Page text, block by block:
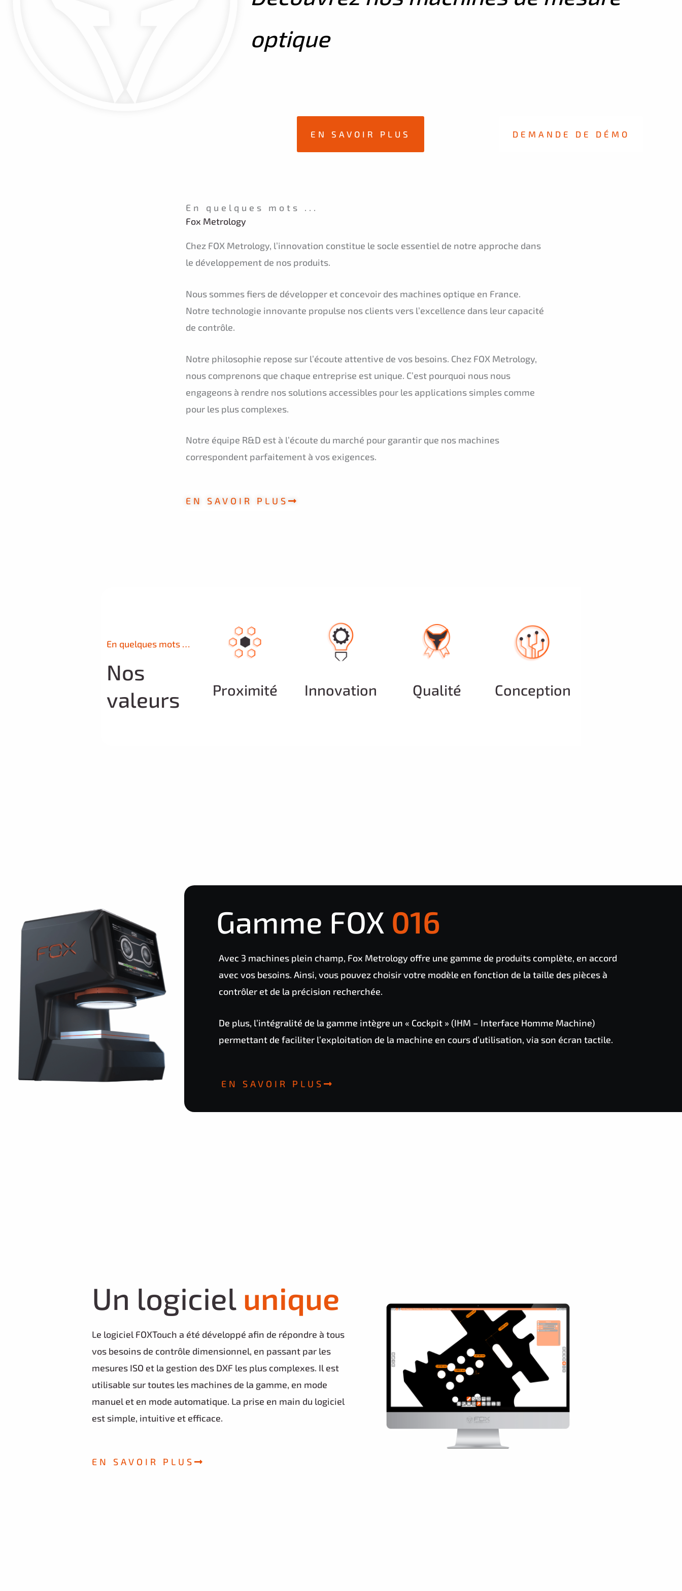
optique
EN SAVOIR PLUS DEMANDE DE DÉMO
En quelques mots ...
Fox Metrology
Chez FOX Metrology, l’innovation constitue le socle essentiel de notre approche dans
le développement de nos produits.
Nous sommes fiers de développer et concevoir des machines optique en France.
Notre technologie innovante propulse nos clients vers l’excellence dans leur capacité
de contrôle.
Notre philosophie repose sur l’écoute attentive de vos besoins. Chez FOX Metrology,
nous comprenons que chaque entreprise est unique. C’est pourquoi nous nous
engageons à rendre nos solutions accessibles pour les applications simples comme
pour les plus complexes.
Notre équipe R&D est à l’écoute du marché pour garantir que nos machines
correspondent parfaitement à vos exigences.
EN SAVOIR PLUS
En quelques mots …
Nos
valeurs
Proximité Innovation Qualité Conception
Gamme FOX 036
Avec 3 machines plein champ, Fox Metrology offre une gamme de produits complète, en accord
avec vos besoins. Ainsi, vous pouvez choisir votre modèle en fonction de la taille des pièces à
contrôler et de la précision recherchée.
De plus, l’intégralité de la gamme intègre un « Cockpit » (IHM – Interface Homme Machine)
permettant de faciliter l’exploitation de la machine en cours d’utilisation, via son écran tactile.
EN SAVOIR PLUS
Un logiciel
unique
technique
Le logiciel FOXTouch a été développé afin de répondre à tous
vos besoins de contrôle dimensionnel, en passant par les
mesures ISO et la gestion des DXF les plus complexes. Il est
utilisable sur toutes les machines de la gamme, en mode